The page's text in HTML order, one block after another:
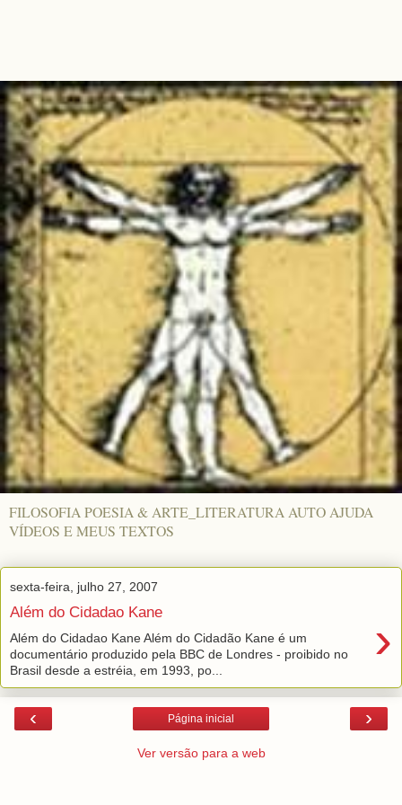
FILOSOFIA POESIA & ARTE_LITERATURA AUTO AJUDA
VÍDEOS E MEUS TEXTOS
sexta-feira, julho 27, 2007
Além do Cidadao Kane ›
Além do Cidadao Kane Além do Cidadão Kane é um
documentário produzido pela BBC de Londres - proibido no
Brasil desde a estréia, em 1993, po...
‹ ›
Página inicial
Ver versão para a web